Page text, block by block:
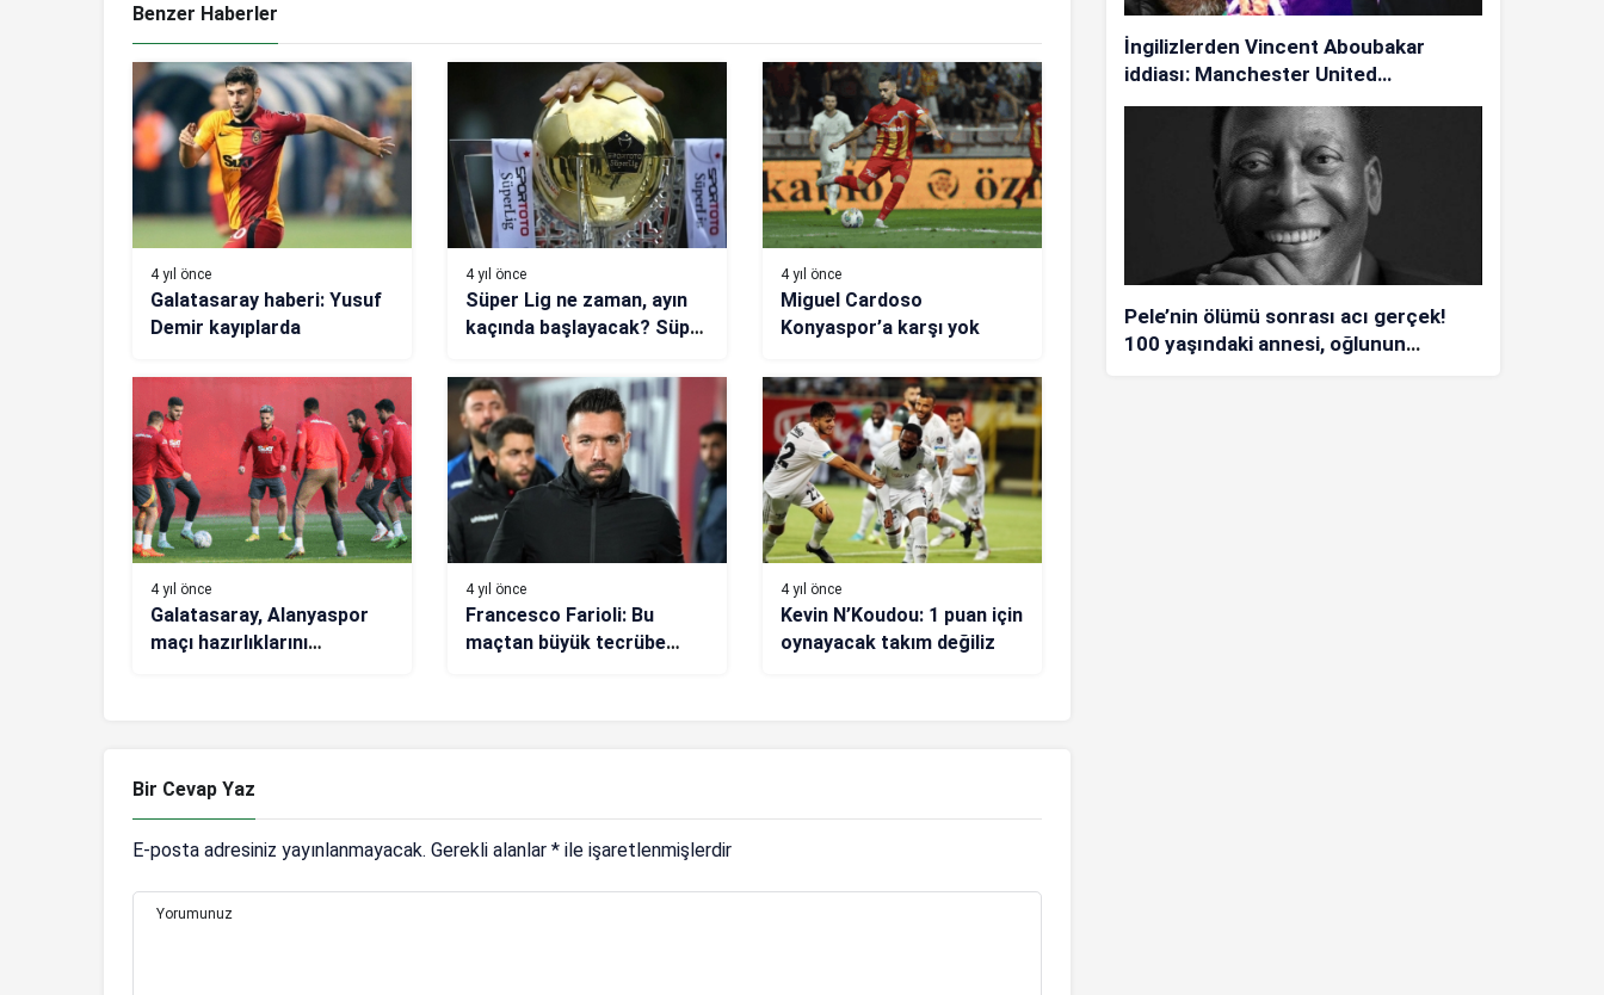
Benzer Haberler
4 yıl önce
Galatasaray haberi: Yusuf
Demir kayıplarda
4 yıl önce
Süper Lig ne zaman, ayın
kaçında başlayacak? Süper
verilecek? Derbiler ne
zaman, hangi haftalar
oynanacak?
4 yıl önce
Miguel Cardoso
Konyaspor’a karşı yok
4 yıl önce
Galatasaray, Alanyaspor
maçı hazırlıklarını
4 yıl önce
Francesco Farioli: Bu
maçtan büyük tecrübe
4 yıl önce
Kevin N’Koudou: 1 puan için
oynayacak takım değiliz
Bir Cevap Yaz
E-posta adresiniz yayınlanmayacak. Gerekli alanlar * ile işaretlenmişlerdir
Yorumunuz
İngilizlerden Vincent Aboubakar
iddiası: Manchester United…
Pele’nin ölümü sonrası acı gerçek!
100 yaşındaki annesi, oğlunun